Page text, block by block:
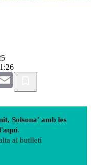
Email
Solsona' amb les
al butlletí